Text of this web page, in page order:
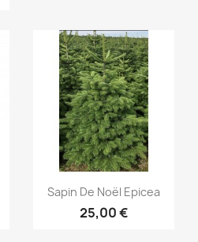
Aperçu rapide
Sapin De Noël Epicea
25,00 €